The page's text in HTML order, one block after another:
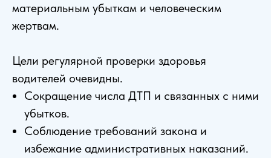
материальным убыткам и человеческим
жертвам.
Цели регулярной проверки здоровья
водителей очевидны.
Сокращение числа ДТП и связанных с ними
убытков.
Соблюдение требований закона и
избежание административных наказаний.